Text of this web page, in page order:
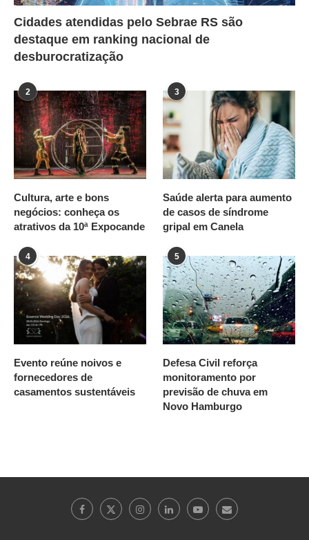
Cidades atendidas pelo Sebrae RS são
destaque em ranking nacional de
desburocratização
2
Cultura, arte e bons
negócios: conheça os
atrativos da 10ª Expocande
3
Saúde alerta para aumento
de casos de síndrome
gripal em Canela
4
Evento reúne noivos e
fornecedores de
casamentos sustentáveis
5
Defesa Civil reforça
monitoramento por
previsão de chuva em
Novo Hamburgo